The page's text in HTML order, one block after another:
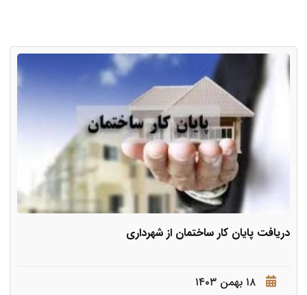
دریافت پایان کار ساختمان از شهرداری
۱۸ بهمن ۱۴۰۳